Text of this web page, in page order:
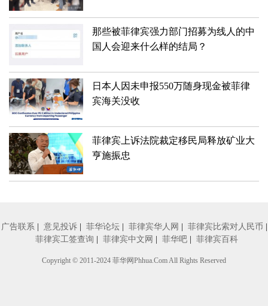
那些被菲律宾强力部门招募为线人的中
国人会迎来什么样的结局？
日本人因未申报550万随身现金被菲律
宾海关没收
菲律宾上诉法院裁定移民局释放矿业大
亨施振忠
广告联系 | 意见投诉 | 菲华论坛 | 菲律宾华人网 | 菲律宾比索对人民币 |
菲律宾工签查询 | 菲律宾中文网 | 菲华吧 | 菲律宾百科
Copyright © 2011-2024 菲华网Phhua.Com All Rights Reserved